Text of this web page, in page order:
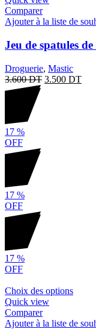
Comparer
Ajouter à la liste de
Jeu de spatules
Droguerie, Mastic
3.600DT 3.500 DT
17 %
OFF
17 %
OFF
17 %
OFF
Choix des options
Quick view
Comparer
Ajouter à la liste de